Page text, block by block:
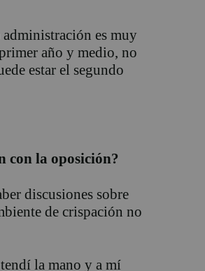
es muy
año y medio, no
estar el segundo
con la oposición?
discusiones sobre
de crispación no
la mano y a mí